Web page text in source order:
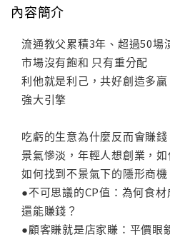
內容簡介
流通教父累積3年、超過50場
市場沒有飽和 只有重分配
利他就是利己，共好創造多
強大引擎
吃虧的生意為什麼反而會賺
景氣慘淡，年輕人想創業，
如何找到不景氣下的隱形商機
●不可思議的CP值：為何食
還能賺錢？
●顧客賺就是店家賺：平價眼